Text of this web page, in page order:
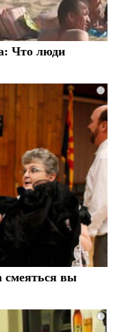
Что люди
i
смеяться вы
i